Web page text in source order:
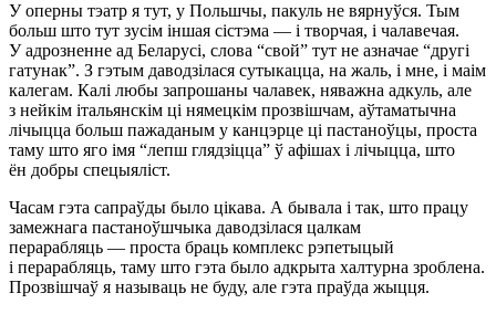
У оперны тэатр я тут, у Польшчы, пакуль не вярнуўся. Тым
больш што тут зусім іншая сістэма — і творчая, і чалавечая.
У адрозненне ад Беларусі, слова “свой” тут не азначае “другі
гатунак”. З гэтым даводзілася сутыкацца, на жаль, і мне, і маім
калегам. Калі любы запрошаны чалавек, няважна адкуль, але
з нейкім італьянскім ці нямецкім прозвішчам, аўтаматычна
лічыцца больш пажаданым у канцэрце ці пастаноўцы, проста
таму што яго імя “лепш глядзіцца” ў афішах і лічыцца, што
ён добры спецыяліст.
Часам гэта сапраўды было цікава. А бывала і так, што працу
замежнага пастаноўшчыка даводзілася цалкам
перарабляць — проста браць комплекс рэпетыцый
і перарабляць, таму што гэта было адкрыта халтурна зроблена.
Прозвішчаў я называць не буду, але гэта праўда жыцця.